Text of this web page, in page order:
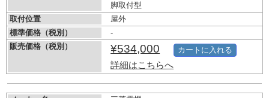
脚取付型
取付位置
屋外
標準価格（税別）
-
販売価格（税別）
¥534,000
詳細はこちらへ
カートに入れる